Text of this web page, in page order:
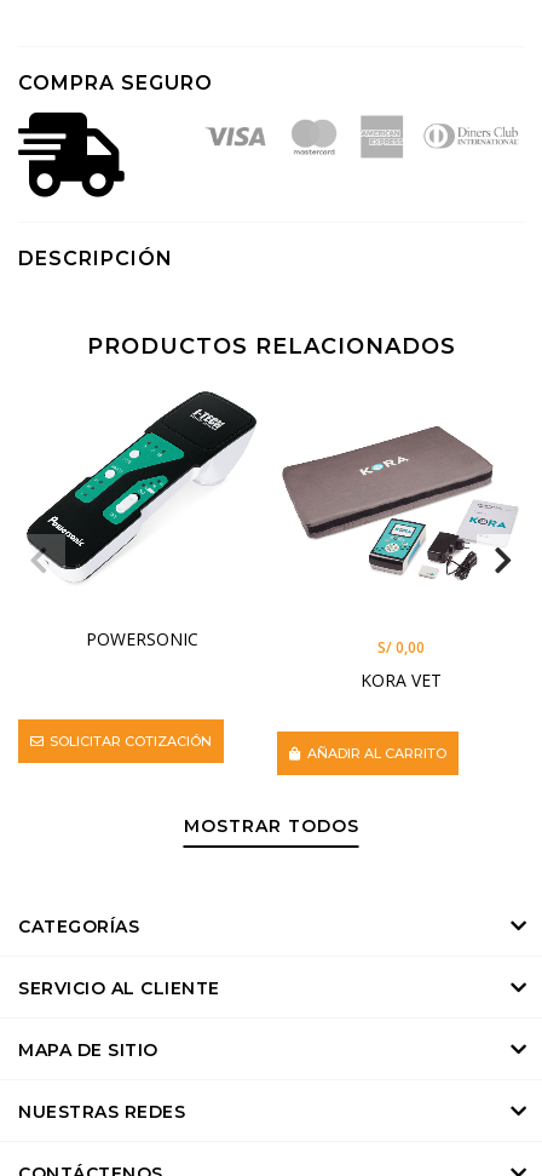
COMPRA SEGURO
DESCRIPCIÓN
PRODUCTOS RELACIONADOS
POWERSONIC
SOLICITAR COTIZACIÓN
KORA VET
S/ 0,00
AÑADIR AL CARRITO
MOSTRAR TODOS
CATEGORÍAS
SERVICIO AL CLIENTE
MAPA DE SITIO
NUESTRAS REDES